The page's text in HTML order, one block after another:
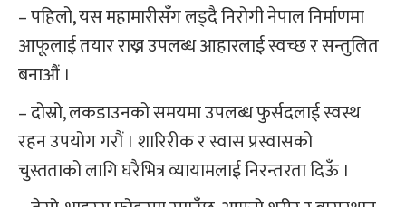
– पहिलो, यस महामारीसँग लड्दै निरोगी नेपाल निर्माणमा
आफूलाई तयार राख्न उपलब्ध आहारलाई स्वच्छ र सन्तुलित
बनाऔं ।
– दोस्रो, लकडाउनको समयमा उपलब्ध फुर्सदलाई स्वस्थ
रहन उपयोग गरौं । शारिरीक र स्वास प्रस्वासको
चुस्तताको लागि घरैभित्र व्यायामलाई निरन्तरता दिऊँ ।